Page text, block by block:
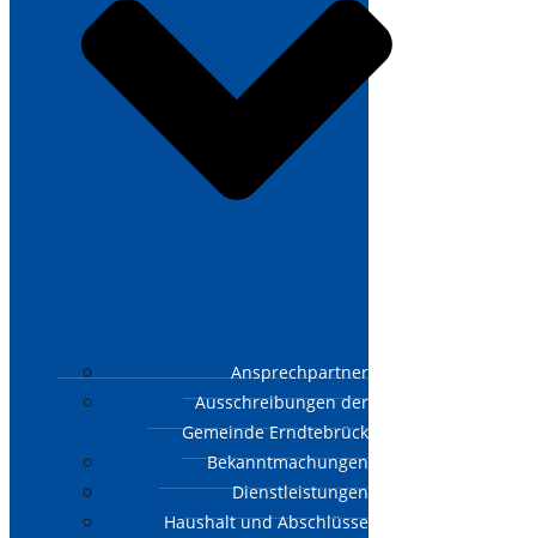
Ansprechpartner
Ausschreibungen der
Gemeinde Erndtebrück
Bekanntmachungen
Dienstleistungen
Haushalt und Abschlüsse